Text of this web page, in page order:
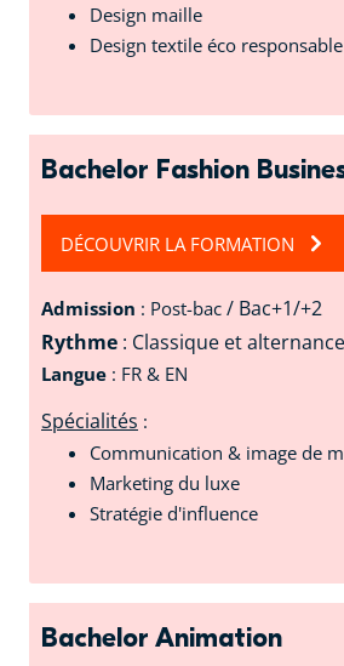
Design maille
Design textile éco responsable
Bachelor Fashion
DÉCOUVRIR LA FORMATION
Admission : Post-bac / Bac+1/+2
Rythme : Classique et
Langue : FR & EN
Spécialités :
Communication & image de
Marketing du luxe
Stratégie d'influence
Bachelor Animation